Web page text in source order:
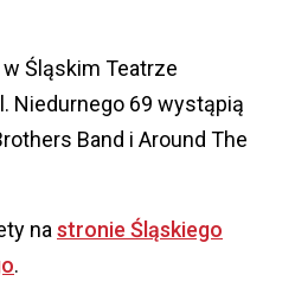
Śląskim Teatrze
Niedurnego 69 wystąpią
Band i Around The
na stronie Śląskiego
.